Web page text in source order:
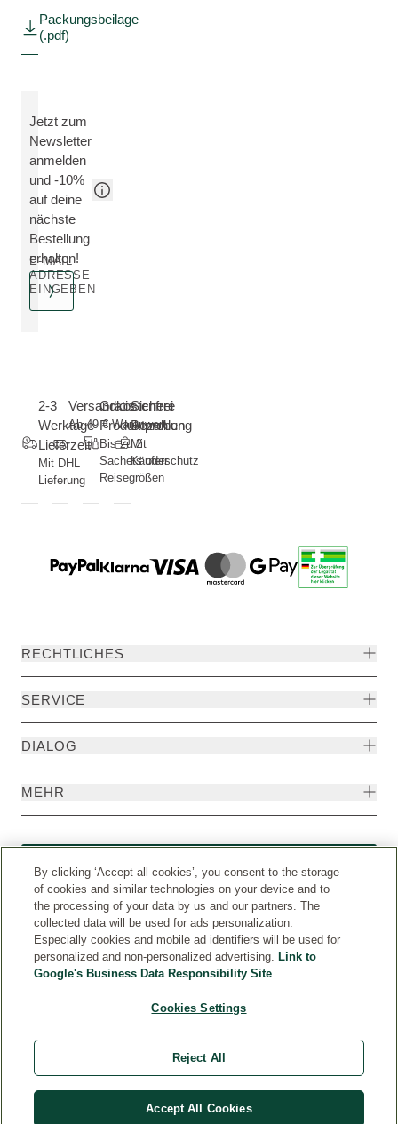
Packungsbeilage
(.pdf)
Jetzt zum
Newsletter
anmelden
und -10%
auf deine
nächste
Bestellung
erhalten!
E-MAIL
ADRESSE
EINGEBEN
2-3
Werktage
Lieferzeit
Mit DHL
Lieferung
Versandkostenfrei
Ab 49 € Warenwert
Gratis
Produktproben
Bis zu 2
Sachets oder
Reisegrößen
Sichere
Bezahlung
Mit
Käuferschutz
RECHTLICHES
SERVICE
DIALOG
MEHR
Widerruf
Weleda International
By clicking ‘Accept all cookies’, you consent to the storage
of cookies and similar technologies on your device and to
the processing of your data by us and our partners. The
collected data will be used for ads personalization.
Especially cookies and mobile ad identifiers will be used for
personalized and non-personalized advertising. Link to
Google's Business Data Responsibility Site
Cookies Settings
Reject All
Accept All Cookies